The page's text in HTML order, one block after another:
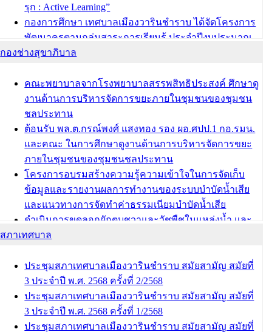
รุก : Active Learning”
กองการศึกษา เทศบาลเมืองวารินชำราบ ได้จัดโครงการ
พัฒนาครูตามกลุ่มสาระการเรียนรู้ ประจำปีงบประมาณ
พ.ศ. 2568
รางวัลผู้อำนวยการสำนัก/กองการศึกษาดีเด่น ในงาน
แข่งขันทักษะทางวิชาการและงานมหกรรมการจัดการ
ศึกษาท้องถิ่น ระดับประเทศครั้งที่ 14 ประจำปี 2568
บทความ อื่นๆ ...
กองช่างสุขาภิบาล
คณะพยาบาลจากโรงพยาบาลสรรพสิทธิประสงค์ ศึกษาดู
งานด้านการบริหารจัดการขยะภายในชุมชนของชุมชน
ชลประทาน
ต้อนรับ พล.ต.กรณ์พงศ์ แสงทอง รอง ผอ.ศปป.1 กอ.รมน.
และคณะ ในการศึกษาดูงานด้านการบริหารจัดการขยะ
ภายในชุมชนของชุมชนชลประทาน
โครงการอบรมสร้างความรู้ความเข้าใจในการจัดเก็บ
ข้อมูลและรายงานผลการทำงานของระบบบำบัดน้ำเสีย
และแนวทางการจัดทำค่าธรรมเนียมบำบัดน้ำเสีย
ดำเนินการขุดลอกผักตบชวาและวัชพืชในแหล่งน้ำ และ
พัฒนาฟื้นฟูและแก้ไขปัญหาแหล่งน้ำสาธารณะภายใน
ดำเนินการขุดลอกผักตบชวาและวัชพืชในแหล่งน้ำ และ
พัฒนาฟื้นฟูและแก้ไขปัญหาแหล่งน้ำสาธารณะภายชุม
ชนท่าบ้งมั่ง
บทความ อื่นๆ ...
สภาเทศบาล
ประชุมสภาเทศบาลเมืองวารินชำราบ สมัยสามัญ สมัยที่
3 ประจำปี พ.ศ. 2568 ครั้งที่ 2/2568
ประชุมสภาเทศบาลเมืองวารินชำราบ สมัยสามัญ สมัยที่
3 ประจำปี พ.ศ. 2568 ครั้งที่ 1/2568
ประชุมสภาเทศบาลเมืองวารินชำราบ สมัยสามัญ สมัยที่